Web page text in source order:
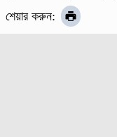
শেয়ার করুন: